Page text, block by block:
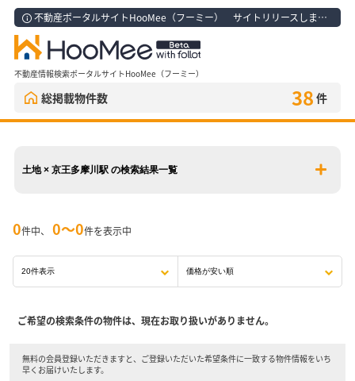
不動産ポータルサイトHooMee（フーミー） サイトリリースしました！
不動産情報検索ポータルサイトHooMee（フーミー）
総掲載物件数 38 件
土地 × 京王多摩川駅 の検索結果一覧
0件中、 0〜0件を表示中
ご希望の検索条件の物件は、現在お取り扱いがありません。
無料の会員登録いただきますと、ご登録いただいた希望条件に一致する物件情報をいち
早くお届けいたします。